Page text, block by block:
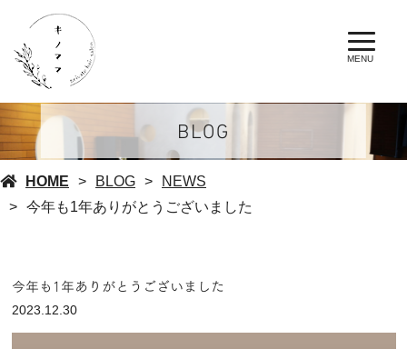
MENU
BLOG
HOME BLOG
NEWS
今年も1年ありがとうございました
今年も1年ありがとうございました
2023.12.30